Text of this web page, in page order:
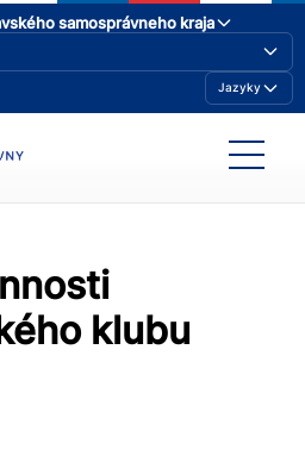
samosprávneho kraja
Jazyky
klubu